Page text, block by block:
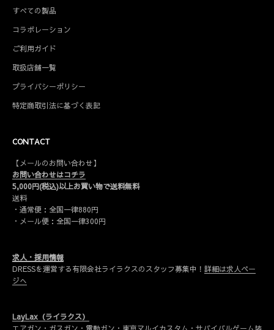
すべての製品
コラボレーション
ご利用ガイド
取扱店舗一覧
プライバシーポリシー
特定商取引法に基づく表記
CONTACT
【メールのお問い合わせ】
お問い合わせはコチラ
5,000円(税込)以上お買い物で送料無料
送料
・通常便：全国一律880円
・メール便：全国一律300円
求人・採用情報
DRESSを運営する有限会社ライラクスのスタッフ募集中！ 詳細は求人ペー
ジへ
LayLax（ライラクス）
エアガン・ガスガン・電動ガン・東京マルイカスタム・サバイバルゲーム装